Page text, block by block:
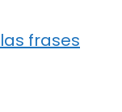
frases